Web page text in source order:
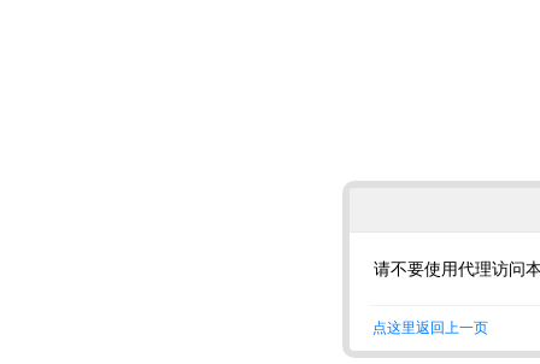
请不要使用代理访问
点这里返回上一页